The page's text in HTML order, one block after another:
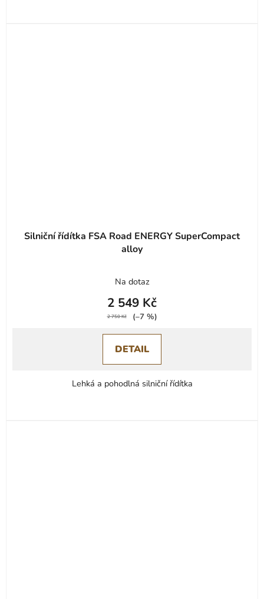
Silniční řídítka FSA Road ENERGY SuperCompact
alloy
Na dotaz
2 549 Kč
2 750 Kč (–7 %)
DETAIL
Lehká a pohodlná silniční řídítka